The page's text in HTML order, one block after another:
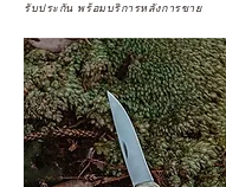
รับประกัน พร้อมบริการหลังการขาย